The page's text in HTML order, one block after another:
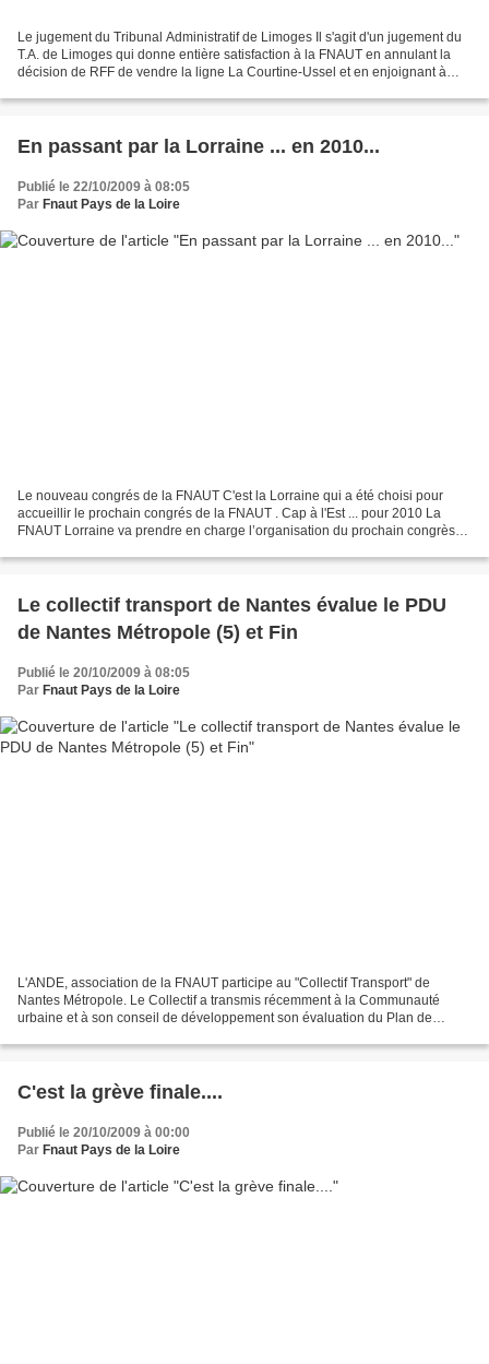
Le jugement du Tribunal Administratif de Limoges Il s'agit d'un jugement du
T.A. de Limoges qui donne entière satisfaction à la FNAUT en annulant la
décision de RFF de vendre la ligne La Courtine-Ussel et en enjoignant à
En passant par la Lorraine ... en 2010...
Publié le 22/10/2009 à 08:05
Par Fnaut Pays de la Loire
Le nouveau congrés de la FNAUT C'est la Lorraine qui a été choisi pour
accueillir le prochain congrés de la FNAUT . Cap à l'Est ... pour 2010 La
FNAUT Lorraine va prendre en charge l’organisation du prochain congrès
Le collectif transport de Nantes évalue le PDU
de Nantes Métropole (5) et Fin
Publié le 20/10/2009 à 08:05
Par Fnaut Pays de la Loire
L'ANDE, association de la FNAUT participe au "Collectif Transport" de
Nantes Métropole. Le Collectif a transmis récemment à la Communauté
urbaine et à son conseil de développement son évaluation du Plan de
C'est la grève finale....
Publié le 20/10/2009 à 00:00
Par Fnaut Pays de la Loire